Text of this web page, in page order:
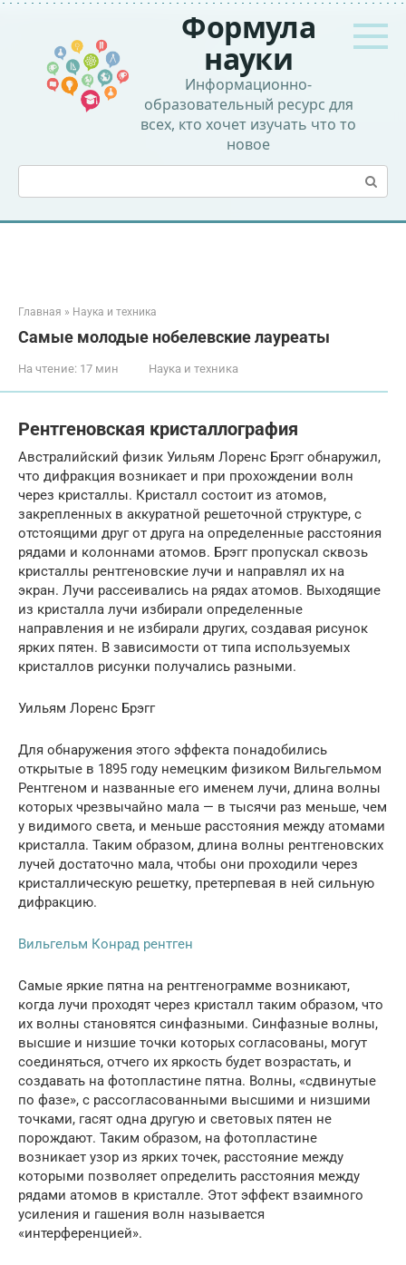
Перейти
контенту
Формула
науки
Информационно-
образовательный ресурс для
всех, кто хочет изучать что то
новое
Поиск:
Главная » Наука и техника
Самые молодые нобелевские лауреаты
На чтение: 17 мин Наука и техника
Рентгеновская кристаллография
Австралийский физик Уильям Лоренс Брэгг обнаружил,
что дифракция возникает и при прохождении волн
через кристаллы. Кристалл состоит из атомов,
закрепленных в аккуратной решеточной структуре, с
отстоящими друг от друга на определенные расстояния
рядами и колоннами атомов. Брэгг пропускал сквозь
кристаллы рентгеновские лучи и направлял их на
экран. Лучи рассеивались на рядах атомов. Выходящие
из кристалла лучи избирали определенные
направления и не избирали других, создавая рисунок
ярких пятен. В зависимости от типа используемых
кристаллов рисунки получались разными.
Уильям Лоренс Брэгг
Для обнаружения этого эффекта понадобились
открытые в 1895 году немецким физиком Вильгельмом
Рентгеном и названные его именем лучи, длина волны
которых чрезвычайно мала — в тысячи раз меньше, чем
у видимого света, и меньше расстояния между атомами
кристалла. Таким образом, длина волны рентгеновских
лучей достаточно мала, чтобы они проходили через
кристаллическую решетку, претерпевая в ней сильную
дифракцию.
Вильгельм Конрад рентген
Самые яркие пятна на рентгенограмме возникают,
когда лучи проходят через кристалл таким образом, что
их волны становятся синфазными. Синфазные волны,
высшие и низшие точки которых согласованы, могут
соединяться, отчего их яркость будет возрастать, и
создавать на фотопластине пятна. Волны, «сдвинутые
по фазе», с рассогласованными высшими и низшими
точками, гасят одна другую и световых пятен не
порождают. Таким образом, на фотопластине
возникает узор из ярких точек, расстояние между
которыми позволяет определить расстояния между
рядами атомов в кристалле. Этот эффект взаимного
усиления и гашения волн называется
«интерференцией».